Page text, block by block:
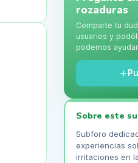
rozaduras
Comparte tu
usuarios y
podemos
Sobre este
Subforo
experiencias
irritaciones en